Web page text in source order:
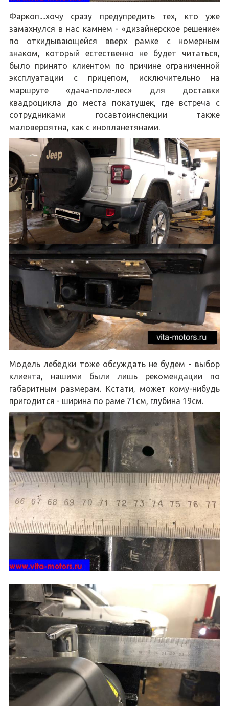
Фаркоп....хочу сразу предупредить тех, кто уже
замахнулся в нас камнем - «дизайнерское решение»
по откидывающейся вверх рамке с номерным
знаком, который естественно не будет читаться,
было принято клиентом по причине ограниченной
эксплуатации с прицепом, исключительно на
маршруте «дача-поле-лес» для доставки
квадроцикла до места покатушек, где встреча с
сотрудниками госавтоинспекции также
маловероятна, как с инопланетянами.
Модель лебёдки тоже обсуждать не будем - выбор
клиента, нашими были лишь рекомендации по
габаритным размерам. Кстати, может кому-нибудь
пригодится - ширина по раме 71см, глубина 19см.